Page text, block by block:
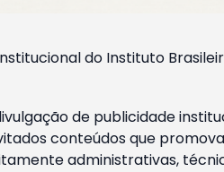
do Instituto
de publicidade
conteúdos que
administrativas,